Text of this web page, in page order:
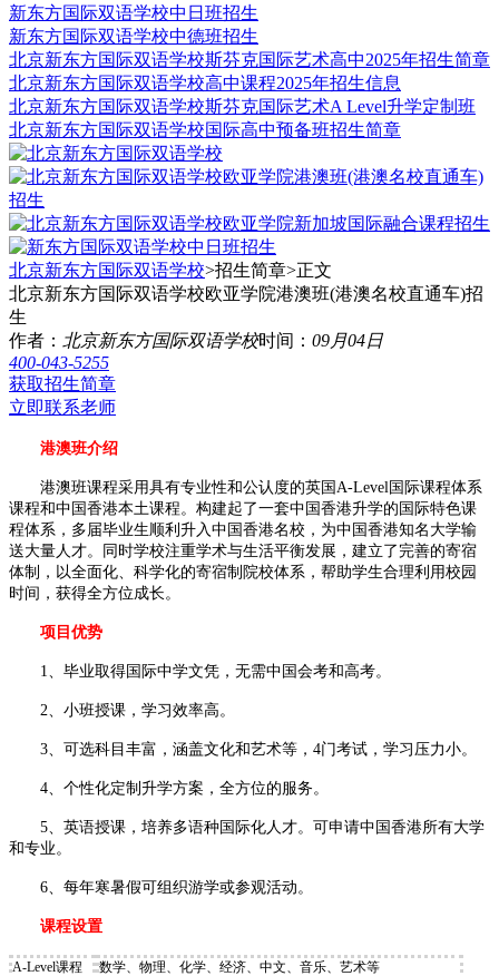
新东方国际双语学校中日班招生
新东方国际双语学校中德班招生
北京新东方国际双语学校斯芬克国际艺术高中2025年招生简章
北京新东方国际双语学校高中课程2025年招生信息
北京新东方国际双语学校斯芬克国际艺术A Level升学定制班
北京新东方国际双语学校国际高中预备班招生简章
北京新东方国际双语学校>招生简章>正文
北京新东方国际双语学校欧亚学院港澳班(港澳名校直通车)招
生
作者： 北京新东方国际双语学校时间： 09月04日
400-043-5255
获取招生简章
立即联系老师
港澳班介绍
港澳班课程采用具有专业性和公认度的英国A-Level国际课程体系
课程和中国香港本土课程。构建起了一套中国香港升学的国际特色课
程体系，多届毕业生顺利升入中国香港名校，为中国香港知名大学输
送大量人才。同时学校注重学术与生活平衡发展，建立了完善的寄宿
体制，以全面化、科学化的寄宿制院校体系，帮助学生合理利用校园
时间，获得全方位成长。
项目优势
1、毕业取得国际中学文凭，无需中国会考和高考。
2、小班授课，学习效率高。
3、可选科目丰富，涵盖文化和艺术等，4门考试，学习压力小。
4、个性化定制升学方案，全方位的服务。
5、英语授课，培养多语种国际化人才。可申请中国香港所有大学
和专业。
6、每年寒暑假可组织游学或参观活动。
课程设置
A-Level课程
数学、物理、化学、经济、中文、音乐、艺术等